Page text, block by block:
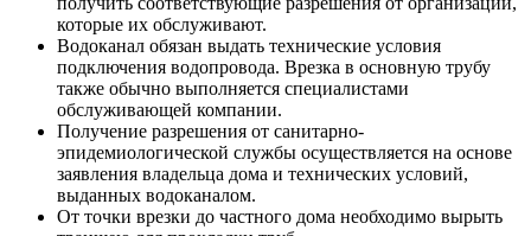
которые их обслуживают.
Водоканал обязан выдать технические условия
подключения водопровода. Врезка в основную трубу
также обычно выполняется специалистами
обслуживающей компании.
Получение разрешения от санитарно-
эпидемиологической службы осуществляется на основе
заявления владельца дома и технических условий,
выданных водоканалом.
От точки врезки до частного дома необходимо вырыть